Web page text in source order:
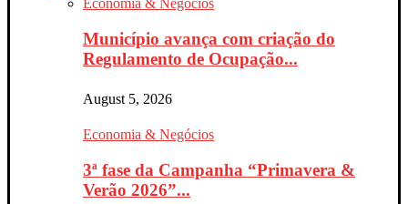
Economia & Negócios
Município avança com criação do
Regulamento de Ocupação...
August 5, 2026
Economia & Negócios
3ª fase da Campanha “Primavera &
Verão 2026”...